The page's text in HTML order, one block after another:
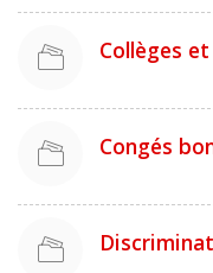
Collèges
Congés